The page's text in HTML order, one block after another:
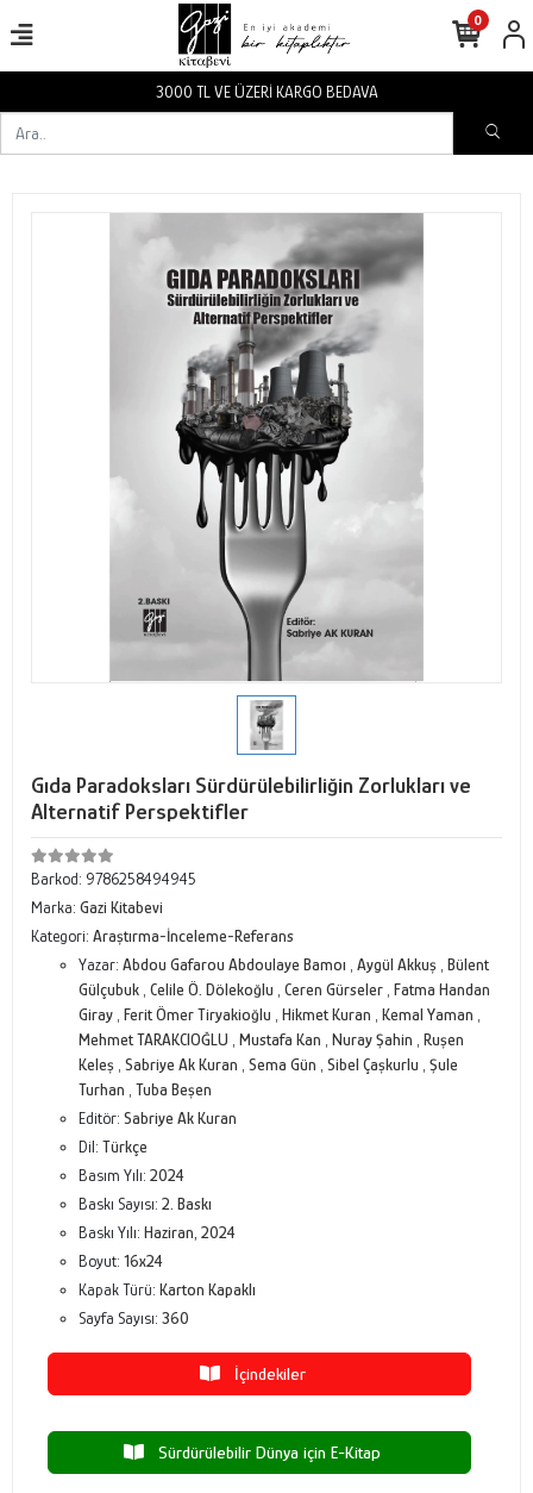
3000 TL VE ÜZERİ KARGO BEDAVA
0
Gıda Paradoksları Sürdürülebilirliğin Zorlukları ve
Alternatif Perspektifler
Barkod: 9786258494945
Marka: Gazi Kitabevi
Kategori: Araştırma-İnceleme-Referans
Yazar: Abdou Gafarou Abdoulaye Bamoı Aygül Akkuş
Bülent
Gülçubuk Celile Ö. Dölekoğlu Ceren Gürseler Fatma Handan
Giray Ferit Ömer Tiryakioğlu Hikmet Kuran Kemal Yaman
Mehmet TARAKCIOĞLU
Mustafa Kan Nuray Şahin
Ruşen
Keleş
Sabriye Ak Kuran Sema Gün Sibel Çaşkurlu
Şule
Turhan
Tuba Beşen
Editör: Sabriye Ak Kuran
Dil: Türkçe
Basım Yılı: 2024
Baskı Sayısı: 2. Baskı
Baskı Yılı: Haziran, 2024
Boyut: 16x24
Kapak Türü: Karton Kapaklı
Sayfa Sayısı: 360
İçindekiler
Sürdürülebilir Dünya için E-Kitap